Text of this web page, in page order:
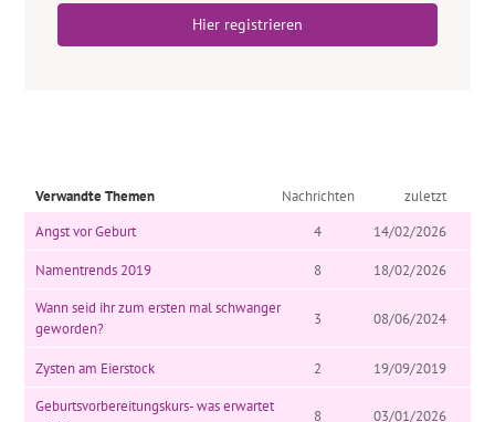
Hier registrieren
Verwandte Themen Nachrichten
zuletzt
Angst vor Geburt
4 14/02/2026
Namentrends 2019 8
18/02/2026
Wann seid ihr zum ersten mal schwanger
geworden?
3 08/06/2024
Zysten am Eierstock 2
19/09/2019
Geburtsvorbereitungskurs- was erwartet
8 03/01/2026